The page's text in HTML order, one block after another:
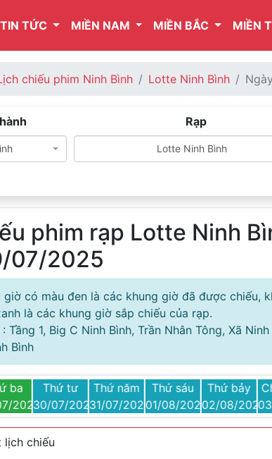
TIN TỨC MIỀN NAM MIỀN BẮC MIỀN
chiếu phim Ninh Bình Lotte Ninh Bình
Rạp
Lotte Ninh Bình
phim rạp Lotte Ninh
07/2025
giờ có màu đen là các khung giờ đã được chiếu,
là các khung giờ sắp chiếu của rạp.
Tầng 1, Big C Ninh Bình, Trần Nhân Tông, Xã Ninh
Bình
ba
2025
Thứ tư
30/07/2025
Thứ năm
31/07/2025
Thứ sáu
01/08/2025
Thứ bảy
02/08/2025
lịch chiếu